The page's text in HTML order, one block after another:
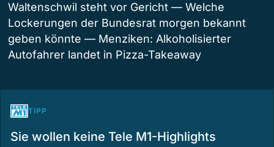
Waltenschwil steht vor Gericht — Welche
Lockerungen der Bundesrat morgen bekannt
geben könnte — Menziken: Alkoholisierter
Autofahrer landet in Pizza-Takeaway
TIPP
Sie wollen keine Tele M1-Highlights